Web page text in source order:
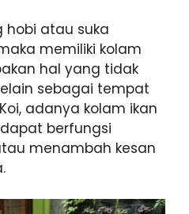
hobi atau suka
memiliki kolam
hal yang tidak
sebagai tempat
adanya kolam ikan
berfungsi
menambah kesan